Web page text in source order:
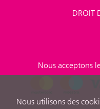
DROIT
Nous acceptons
Nous utilisons des